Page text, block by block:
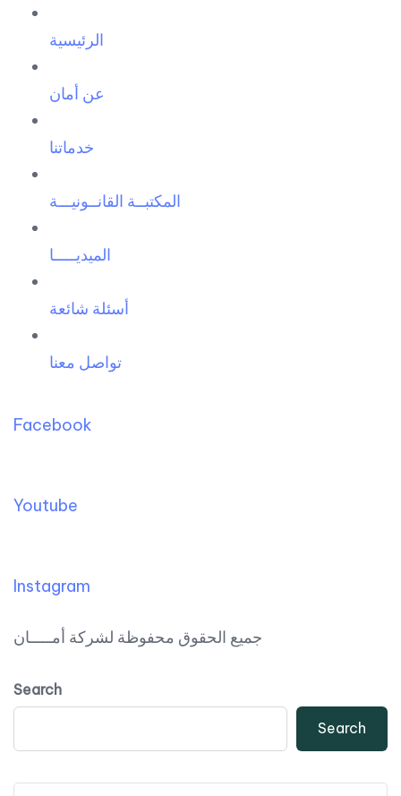
الرئيسية
عن أمان
خدماتنا
المكتبــة القانــونيـــة
الميديـــــا
أسئلة شائعة
تواصل معنا
Facebook
Youtube
Instagram
جميع الحقوق محفوظة لشركة أمـــــان
Search
Search